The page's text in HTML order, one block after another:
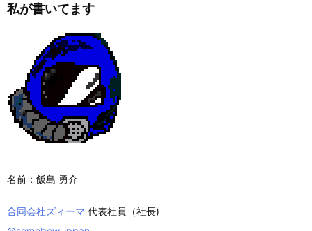
私が書いてます
名前：飯島 勇介
合同会社ズィーマ 代表社員（社長)